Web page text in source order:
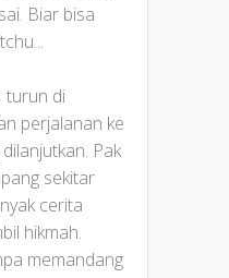
Biar bisa
turun di
perjalanan ke
Pak
sekitar
cerita
hikmah.
memandang